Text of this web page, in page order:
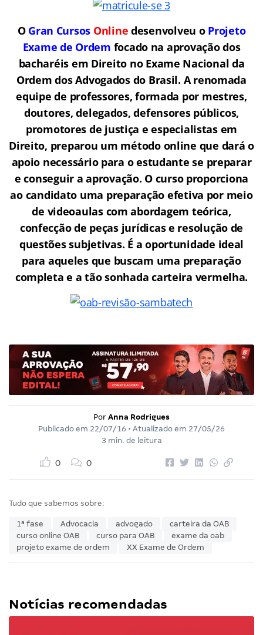
O Gran Cursos Online desenvolveu o Projeto
Exame de Ordem focado na aprovação dos
bacharéis em Direito no Exame Nacional da
Ordem dos Advogados do Brasil. A renomada
equipe de professores, formada por mestres,
doutores, delegados, defensores públicos,
promotores de justiça e especialistas em
Direito, preparou um método online que dará o
apoio necessário para o estudante se preparar
e conseguir a aprovação. O curso proporciona
ao candidato uma preparação efetiva por meio
de videoaulas com abordagem teórica,
confecção de peças jurídicas e resolução de
questões subjetivas. É a oportunidade ideal
para aqueles que buscam uma preparação
completa e a tão sonhada carteira vermelha.
Por Anna Rodrigues
Publicado em 22/07/16 • Atualizado em 27/05/26
3 min. de leitura
0 0
Tudo que sabemos sobre:
1ª fase Advocacia advogado
carteira da OAB
curso online OAB
curso para OAB
exame da oab
projeto exame de ordem
XX Exame de Ordem
Notícias recomendadas